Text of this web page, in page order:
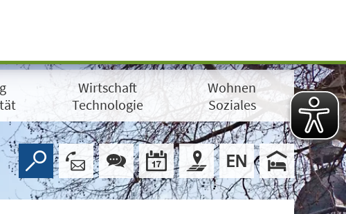
Wirtschaft
Technologie
Wohnen
Soziales